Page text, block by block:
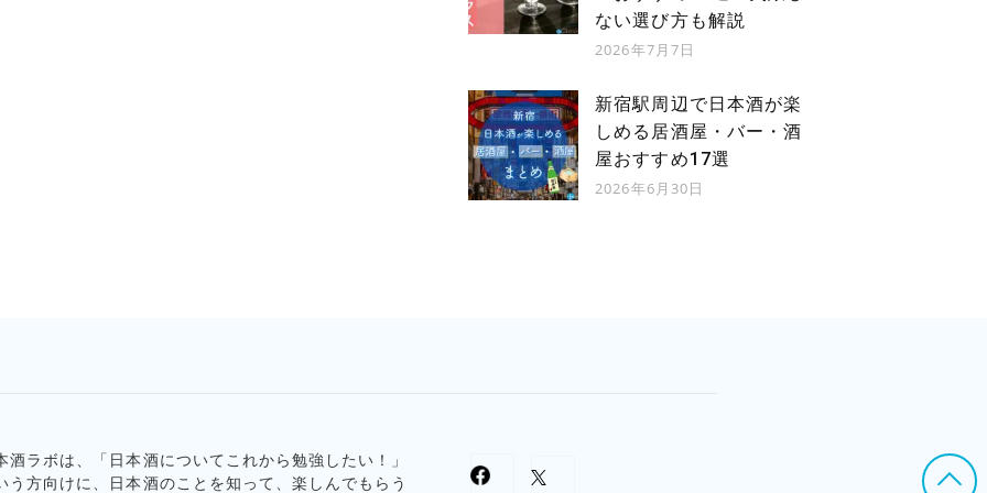
ない選び方も解説
2026年7月7日
新宿駅周辺で日本酒が楽
しめる居酒屋・バー・酒
屋おすすめ17選
2026年6月30日
酒ラボは、「日本酒についてこれから勉強したい！」
う方向けに、日本酒のことを知って、楽しんでもらう